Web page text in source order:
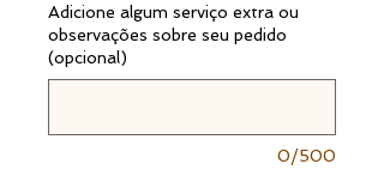
Adicione algum serviço extra ou
observações sobre seu pedido
(opcional)
0/500